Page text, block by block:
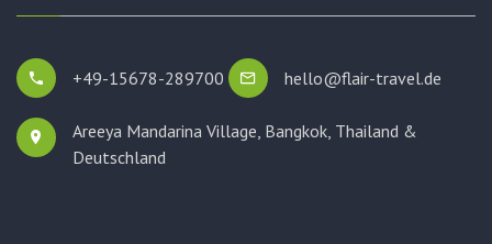
+49-15678-289700 hello@flair-travel.de
Areeya Mandarina Village, Bangkok, Thailand &
Deutschland